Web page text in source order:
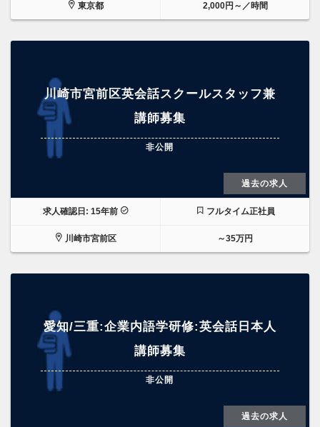
東京都 2,000円～／時間
川崎市宮前区英会話スクールスタッフ兼
講師募集
非公開
過去の求人
求人確認日: 15年前 フルタイム正社員
川崎市宮前区 ～35万円
愛知/三重:企業内語学研修:英会話日本人
講師募集
非公開
過去の求人